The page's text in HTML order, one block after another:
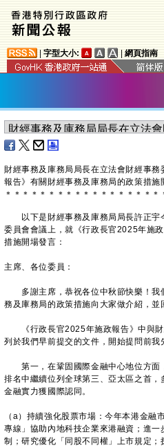
字型大小: 網頁指南
財經事務及庫務局局長在立法會財經事
報告》有關財經事務及庫務局的政策措施
＊ ＊ ＊ ＊ ＊ ＊ ＊ ＊ ＊ ＊ ＊ ＊ ＊ ＊ ＊ ＊ ＊ ＊
以下是財經事務及庫務局局長許正宇
委員會會議上，就《行政長官2025年施
措施開場發言：
主席、各位委員：
多謝主席，恭祝各位中秋節快樂！我
務及庫務局的政策措施向大家做介紹，並
《行政長官2025年施政報告》中與財
列於我們早前提交的文件，開始提問前我
第一，在鞏固國際金融中心地位方面
排名中繼續位列全球第三、亞太區之首
金融實力獲國際認同。
（a）持續強化股票市場：今年本港金融
專線」協助內地科技企業來港融資；進
制；研究優化「同股不同權」上市規定